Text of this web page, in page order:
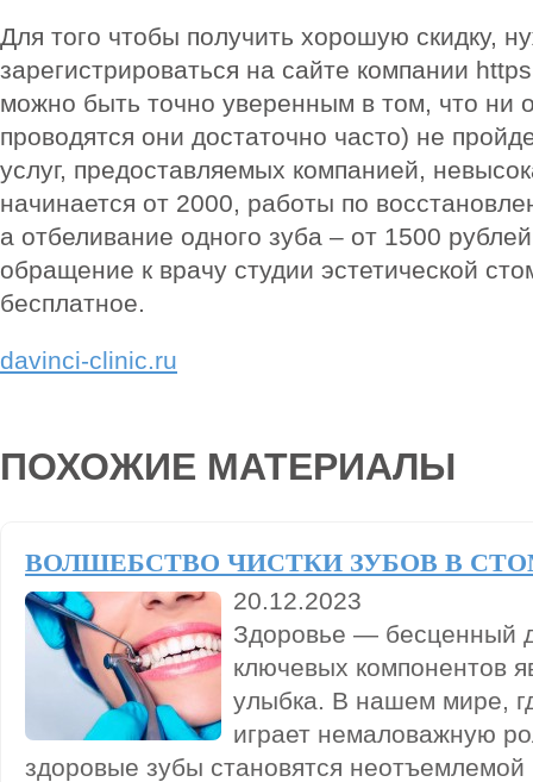
Для того чтобы получить хорошую скидку,
зарегистрироваться на сайте компании
можно быть точно уверенным в том, что ни
проводятся они достаточно часто) не
услуг, предоставляемых компанией,
начинается от 2000, работы по
а отбеливание одного зуба – от 1500
обращение к врачу студии эстетической
бесплатное.
davinci-clinic.ru
ПОХОЖИЕ МАТЕРИАЛЫ
ВОЛШЕБСТВО ЧИСТКИ ЗУБОВ В
20.12.2023
Здоровье — бесценный
ключевых компонентов
улыбка. В нашем мире,
играет немаловажную
здоровые зубы становятся